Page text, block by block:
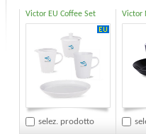
Victor EU Coffee Set
selez. prodotto
Victor